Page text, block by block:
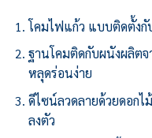
โคมไฟแก้ว แบบติดตั้งกั
ฐานโคมติดกับผนังผลิต
หลุดร่อนง่าย
ดีไซน์ลวดลายด้วยดอก
ลงตัว